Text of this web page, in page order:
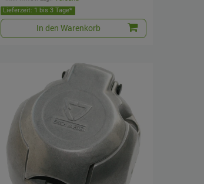
Lieferzeit: 1 bis 3 Tage*
In den Warenkorb